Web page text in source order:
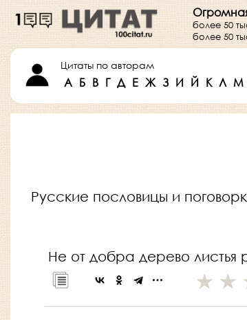
более 50
более 50
Цитаты по авторам
А Б В Г Д Е Ж З И Й К Л М
Русские пословицы и
Не от добра дерево листья